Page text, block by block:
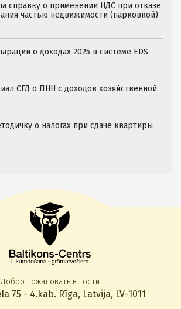
справку о применении НДС при отказе
частью недвижимости (парковкой)
о доходах 2025 в системе EDS
СГД о ПНН с доходов хозяйственной
о налогах при сдаче квартиры
Добро пожаловать в гости
75 - 4.kab. Rīga, Latvija, LV-1011